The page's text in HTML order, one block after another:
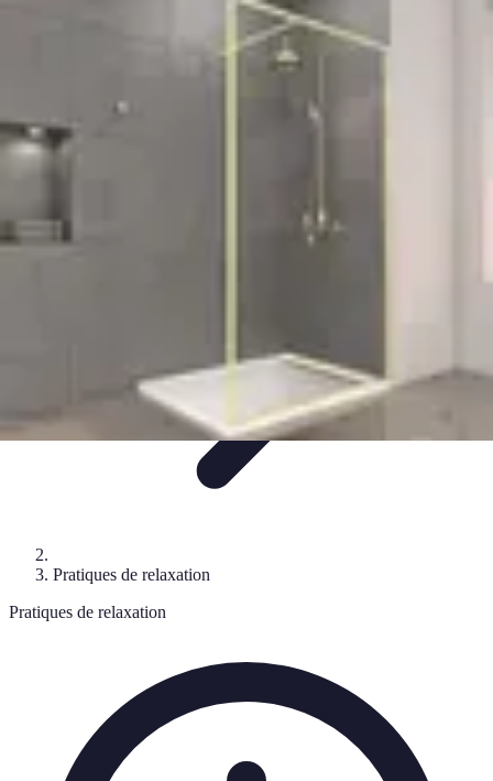
Techniques de RelaxationMéditation
Pratiques de relaxation
Pratiques de relaxation
Pratiques de relaxation